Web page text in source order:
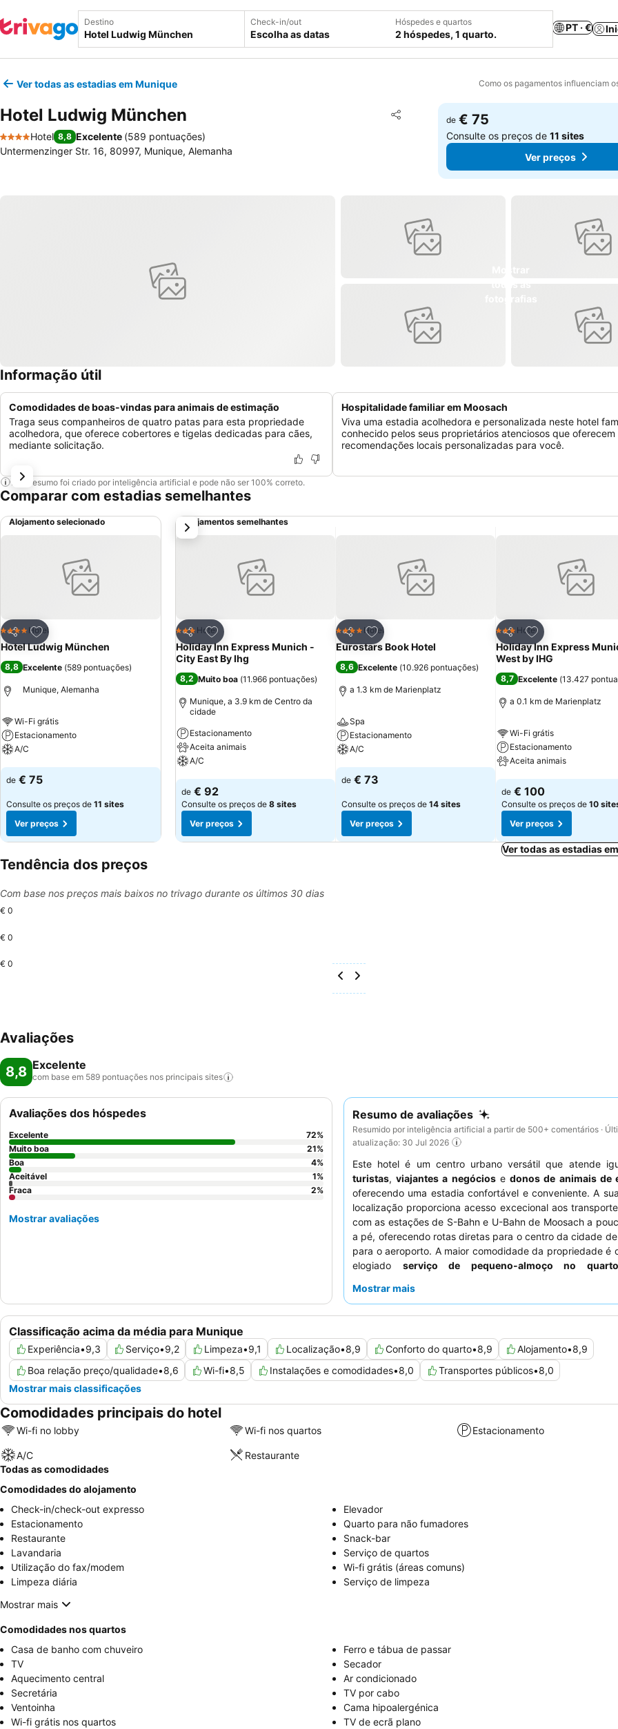
Destino Check-in/out
Escolha as datas
Hóspedes e quartos
2 hóspedes, 1 quarto.
PT · €
Ver todas as estadias em Munique Como os pagamentos influenciam
Hotel Ludwig München Partilhar
Adicionar aos favoritos
4 Estrelas
Hotel 8,8 Excelente (589 pontuações)
Untermenzinger Str. 16, 80997, Munique, Alemanha
de € 75
Consulte os preços de11 sites
Ver preços
Informação útil
Comodidades de boas-vindas para animais de estimação
Traga seus companheiros de quatro patas para esta propriedade
acolhedora, que oferece cobertores e tigelas dedicadas para cães,
mediante solicitação.
Hospitalidade familiar em Moosach
Viva uma estadia acolhedora e personalizada neste hotel
conhecido pelos seus proprietários atenciosos que oferecem
recomendações locais personalizadas para você.
Este resumo foi criado por inteligência artificial e pode não ser 100% correto.
Comparar com estadias semelhantes
Alojamento selecionado
Partilhar
Adicionar aos favoritos
4 EstrelasHotel
Hotel Ludwig München
8,8 Excelente (589 pontuações)
Munique, Alemanha
Wi-Fi grátis
Estacionamento
A/C
Ver preços
de € 75
Consulte os preços de 11 sites
Ver preços
Alojamentos semelhantes
Partilhar
Adicionar aos favoritos
3 Estrelas
Hotel
Holiday Inn Express Munich -
City East By Ihg
8,2 Muito boa (11.966 pontuações)
Munique, a 3.9 km de Centro da
cidade
Estacionamento
Aceita animais
A/C
Ver preços
de € 92
Consulte os preços de 8 sites
Ver preços
Partilhar
Adicionar aos favoritos
4 EstrelasHotel
Eurostars Book Hotel
8,6 Excelente (10.926 pontuações)
a 1.3 km de Marienplatz
Spa
Estacionamento
A/C
Ver preços
de € 73
Consulte os preços de 14 sites
Ver preços
Partilhar
Adicionar aos
3 Estrelas
Hotel
Holiday Inn Express
West by IHG
8,7 Excelente (13.427
a 0.1 km de Marienplatz
Wi-Fi grátis
Estacionamento
Aceita animais
Ver preços
de € 100
Consulte os preços de 10
Ver preços
próximo
Ver todas as estadias
Tendência dos preços
Com base nos preços mais baixos no trivago durante os últimos 30 dias
€ 0
€ 0
€ 0
Avaliações
8,8 Excelente
com base em 589 pontuações nos principais sites
Resumo de avaliações
Resumido por inteligência artificial a partir de 500+ comentários ·
atualização: 30 Jul 2026
Este hotel é um centro urbano versátil que atende
turistas,viajantes a negóciosedonos de animais de
oferecendo uma estadia confortável e conveniente. A
localização proporciona acesso excecional aos
com as estações de S-Bahn e U-Bahn de Moosach a
a pé, oferecendo rotas diretas para o centro da cidade
para o aeroporto. A maior comodidade da propriedade é
elogiado serviço de pequeno-almoço no quarto
opções para várias necessidades dietéticas. Os
uma experiência verdadeiramente sem complicações,
utilizar oestacionamento privado gratuito, uma
significativa em Munique.
Mostrar mais
Classificação acima da média para Munique
Experiência•9,3 Serviço•9,2 Limpeza•9,1 Localização•8,9 Conforto do quarto•8,9 Alojamento•8,9
Boa relação preço/qualidade•8,6 Wi-fi•8,5 Instalações e comodidades•8,0 Transportes públicos•8,0
Mostrar mais classificações
Avaliações dos hóspedes
Excelente 72%
Muito boa
21%
Boa
4%
Aceitável
1%
Fraca
2%
Mostrar avaliações
Comodidades principais do hotel
Wi-fi no lobby Wi-fi nos quartos Estacionamento
A/C
Restaurante
Todas as comodidades
Comodidades do alojamento
Check-in/check-out expresso
Elevador
Estacionamento
Quarto para não fumadores
Restaurante
Snack-bar
Lavandaria
Serviço de quartos
Utilização do fax/modem
Wi-fi grátis (áreas comuns)
Limpeza diária
Serviço de limpeza
Mostrar mais
Comodidades nos quartos
Casa de banho com chuveiro
Ferro e tábua de passar
TV
Secador
Aquecimento central
Ar condicionado
Secretária
TV por cabo
Ventoinha
Cama hipoalergénica
Wi-fi grátis nos quartos
TV de ecrã plano